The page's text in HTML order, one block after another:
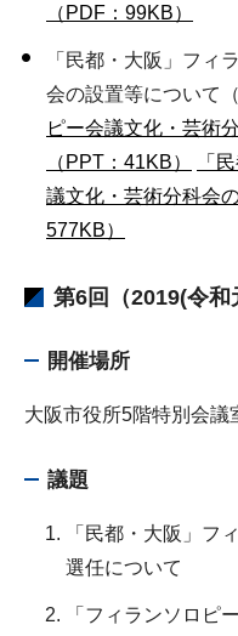
（PDF：99KB）
「民都・大阪」フィ
会の設置等について
ピー会議文化・芸術
（PPT：41KB）
「
議文化・芸術分科会
577KB）
第6回（2019(令和
開催場所
大阪市役所5階特別会議
議題
「民都・大阪」フ
選任について
「フィランソロピ